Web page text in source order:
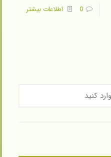
0 اطلاعات بیشتر